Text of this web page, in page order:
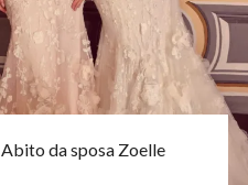
Abito da sposa Zoelle